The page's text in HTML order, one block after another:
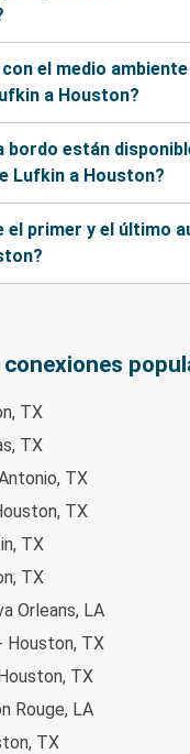
el medio
a Houston?
bordo están
Lufkin a Houston?
el primer y el último
TX
TX
TX
TX
TX
TX
Orleans, LA
Houston, TX
TX
Rouge, LA
TX